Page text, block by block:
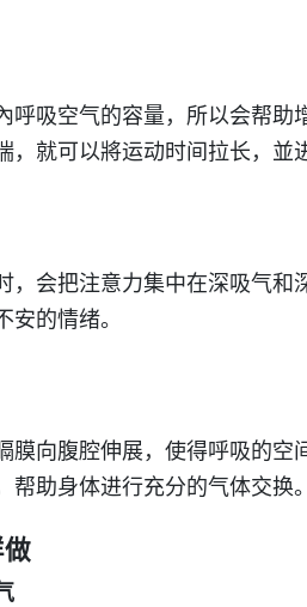
呼吸空气的容量，所以会帮
，就可以將运动时间拉长，並
，会把注意力集中在深吸气
安的情绪。
膜向腹腔伸展，使得呼吸的
帮助身体进行充分的气体交换。